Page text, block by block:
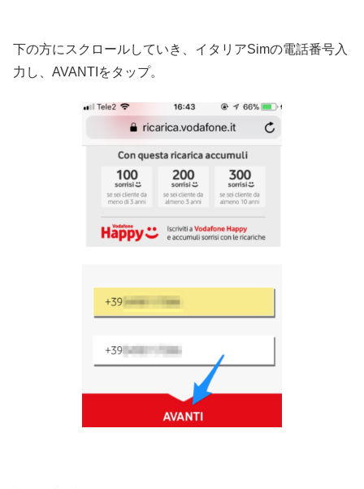
下の方にスクロールしていき、イタリアSimの電話番号入
力し、AVANTIをタップ。